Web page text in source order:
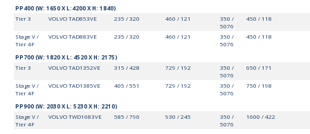
PP400 (W: 1650 X L:4200 X H: 1840)
Tier 3
VOLVO TAD853VE 235 / 320 460 / 121
350 /
5076
450 / 118
Stage V /
Tier 4F
VOLVO TAD883VE 235 / 320 460 / 121
350 /
5076
450 / 118
PP700 (W: 1820 X L: 4520 X H: 2175)
Tier 3
VOLVO TAD1352VE 315 / 428 729 / 192
350 /
5076
650 / 171
Stage V /
Tier 4F
VOLVO TAD1385VE 405 / 551 729 / 192
350 /
5076
750 / 198
PP900 (W: 2030 X L: 5230 X H: 2210)
Stage V /
Tier 4F
VOLVO TWD1683VE 585 / 796 930 / 245
350 /
5076
1600 / 422